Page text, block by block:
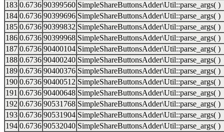
183 0.6736 90399560 SimpleShareButtonsAdder\Util::parse_args( )
184 0.6736 90399696 SimpleShareButtonsAdder\Util::parse_args( )
185 0.6736 90399832 SimpleShareButtonsAdder\Util::parse_args( )
186 0.6736 90399968 SimpleShareButtonsAdder\Util::parse_args( )
187 0.6736 90400104 SimpleShareButtonsAdder\Util::parse_args( )
188 0.6736 90400240 SimpleShareButtonsAdder\Util::parse_args( )
189 0.6736 90400376 SimpleShareButtonsAdder\Util::parse_args( )
190 0.6736 90400512 SimpleShareButtonsAdder\Util::parse_args( )
191 0.6736 90400648 SimpleShareButtonsAdder\Util::parse_args( )
192 0.6736 90531768 SimpleShareButtonsAdder\Util::parse_args( )
193 0.6736 90531904 SimpleShareButtonsAdder\Util::parse_args( )
194 0.6736 90532040 SimpleShareButtonsAdder\Util::parse_args( )